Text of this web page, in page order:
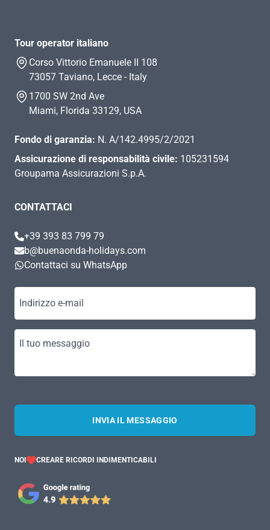
Tour operator italiano
Corso Vittorio Emanuele II 108
73057 Taviano, Lecce - Italy
1700 SW 2nd Ave
Miami, Florida 33129, USA
Fondo di garanzia: N. A/142.4995/2/2021
Assicurazione di responsabilità civile: 105231594
Groupama Assicurazioni S.p.A.
CONTATTACI
+39 393 83 799 79
b@buenaonda-holidays.com
Contattaci su WhatsApp
Indirizzo e-mail
Il tuo messaggio
INVIA IL MESSAGGIO
NOI CREARE RICORDI INDIMENTICABILI